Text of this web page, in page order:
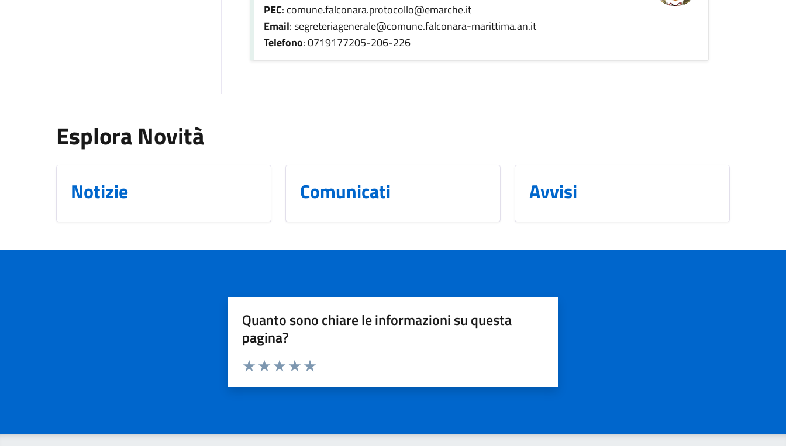
PEC: comune.falconara.protocollo@emarche.it
Email: segreteriagenerale@comune.falconara-marittima.an.it
Telefono: 0719177205-206-226
Esplora Novità
Notizie Comunicati Avvisi
Quanto sono chiare le informazioni su questa
pagina?
Valuta da 1 a 5 stelle la pagina